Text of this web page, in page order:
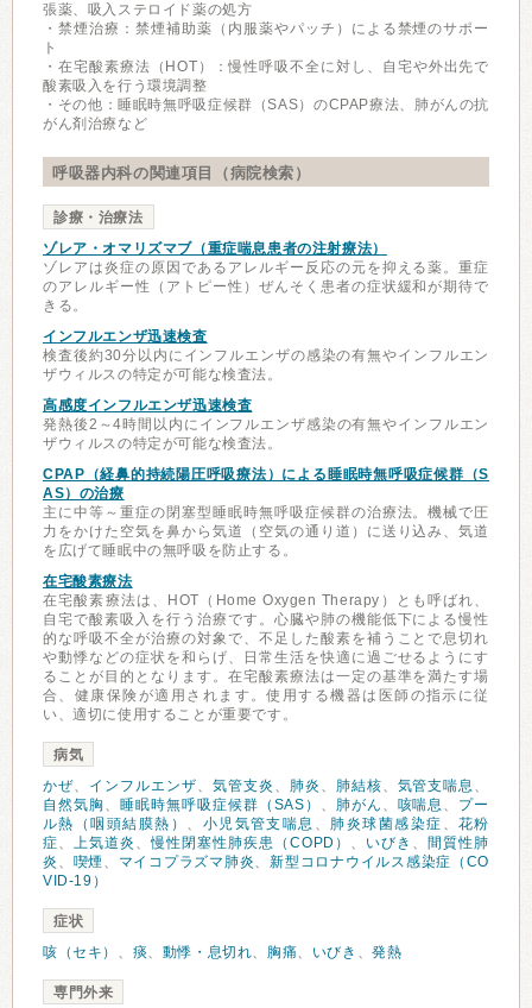
張薬、吸入ステロイド薬の処方
・禁煙治療：禁煙補助薬（内服薬やパッチ）による禁煙のサポー
ト
・在宅酸素療法（HOT）：慢性呼吸不全に対し、自宅や外出先で
酸素吸入を行う環境調整
・その他：睡眠時無呼吸症候群（SAS）のCPAP療法、肺がんの抗
がん剤治療など
呼吸器内科の関連項目（病院検索）
診療・治療法
ゾレア・オマリズマブ（重症喘息患者の注射療法）
ゾレアは炎症の原因であるアレルギー反応の元を抑える薬。重症
のアレルギー性（アトピー性）ぜんそく患者の症状緩和が期待で
きる。
インフルエンザ迅速検査
検査後約30分以内にインフルエンザの感染の有無やインフルエン
ザウィルスの特定が可能な検査法。
高感度インフルエンザ迅速検査
発熱後2～4時間以内にインフルエンザ感染の有無やインフルエン
ザウィルスの特定が可能な検査法。
CPAP（経鼻的持続陽圧呼吸療法）による睡眠時無呼吸症候群（S
AS）の治療
主に中等～重症の閉塞型睡眠時無呼吸症候群の治療法。機械で圧
力をかけた空気を鼻から気道（空気の通り道）に送り込み、気道
を広げて睡眠中の無呼吸を防止する。
在宅酸素療法
在宅酸素療法は、HOT（Home Oxygen Therapy）とも呼ばれ、
自宅で酸素吸入を行う治療です。心臓や肺の機能低下による慢性
的な呼吸不全が治療の対象で、不足した酸素を補うことで息切れ
や動悸などの症状を和らげ、日常生活を快適に過ごせるようにす
ることが目的となります。在宅酸素療法は一定の基準を満たす場
合、健康保険が適用されます。使用する機器は医師の指示に従
い、適切に使用することが重要です。
病気
かぜ、 インフルエンザ、 気管支炎 、 肺炎 、 肺結核、 気管支喘息 、
自然気胸 、 睡眠時無呼吸症候群（SAS） 、 肺がん 、 咳喘息 、 プー
ル熱（咽頭結膜熱） 、 小児気管支喘息 、 肺炎球菌感染症 、 花粉
症、上気道炎 、慢性閉塞性肺疾患（COPD） 、 いびき 、 間質性肺
炎 、 喫煙 、 マイコプラズマ肺炎、新型コロナウイルス感染症（CO
VID-19）
症状
咳（セキ） 、 痰、 動悸・息切れ、 胸痛、 いびき 、発熱
専門外来